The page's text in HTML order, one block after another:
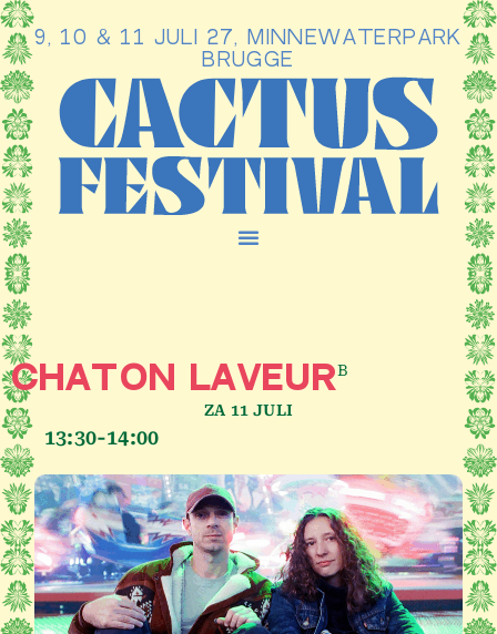
Ga
naar
de
inhoud
9, 10 & 11 JULI 27, MINNEWATERPARK
BRUGGE
ZA 11 JULI
CHATON LAVEURB
13:30-14:00